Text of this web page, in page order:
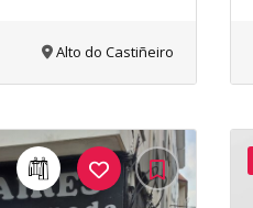
Alto do Castiñeiro
24Me